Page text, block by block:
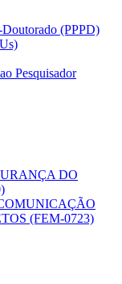
Doutorado (PPPD)
Pesquisador
DO
(FEM-0723)